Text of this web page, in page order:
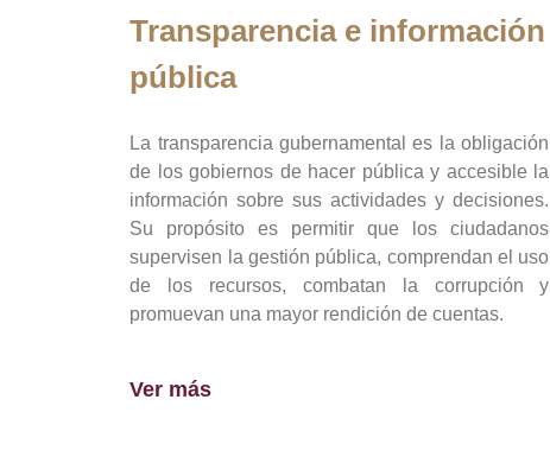
Transparencia e información
pública
La transparencia gubernamental es la obligación
de los gobiernos de hacer pública y accesible la
información sobre sus actividades y decisiones.
Su propósito es permitir que los ciudadanos
supervisen la gestión pública, comprendan el uso
de los recursos, combatan la corrupción y
promuevan una mayor rendición de cuentas.
Ver más